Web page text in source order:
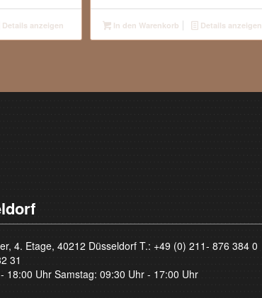
Details anzeigen In den Warenkorb Details anzeigen
4. Etage, 40212 Düsseldorf T.: +49 (0) 211- 876 384 0
31
18:00 Uhr Samstag: 09:30 Uhr - 17:00 Uhr